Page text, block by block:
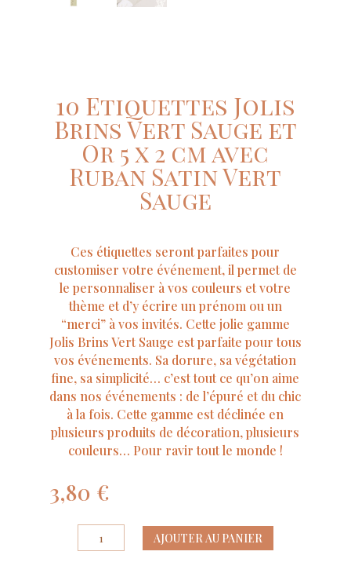
10 Etiquettes Jolis
Brins Vert Sauge et
Or 5 x 2 cm avec
Ruban Satin Vert
Sauge
Ces étiquettes seront parfaites pour
customiser votre événement, il permet de
le personnaliser à vos couleurs et votre
thème et d’y écrire un prénom ou un
“merci” à vos invités. Cette jolie gamme
Jolis Brins Vert Sauge est parfaite pour tous
vos événements. Sa dorure, sa végétation
fine, sa simplicité… c’est tout ce qu’on aime
dans nos événements : de l’épuré et du chic
à la fois. Cette gamme est déclinée en
plusieurs produits de décoration, plusieurs
couleurs… Pour ravir tout le monde !
3,80 €
quantité
de
AJOUTER AU PANIER